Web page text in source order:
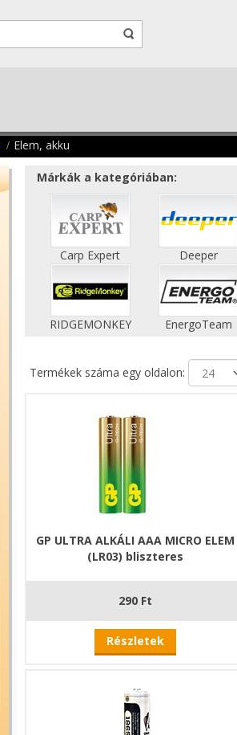
Elem, akku
Márkák a kategóriában:
Carp Expert Deeper
RIDGEMONKEY EnergoTeam
Termékek száma egy oldalon:
GP ULTRA ALKÁLI AAA MICRO ELEM
(LR03) bliszteres
290 Ft
Részletek